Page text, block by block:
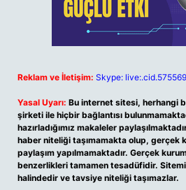
Reklam ve İletişim: Skype:
Yasal Uyarı: Bu internet sitesi, herhangi
şirketi ile hiçbir bağlantısı
hazırladığımız makaleler
haber niteliği taşımamakta olup, gerçek
paylaşım yapılmamaktadır. Gerçek
benzerlikleri tamamen tesadüfidir.
halindedir ve tavsiye niteliği taşımazlar.